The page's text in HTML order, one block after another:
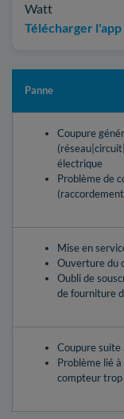
Watt
Télécharger l'app
Panne
Coupure
électrique
Problème de
Mise en
Ouverture du
Oubli de
de fourniture
Coupure
Problème lié
compteur